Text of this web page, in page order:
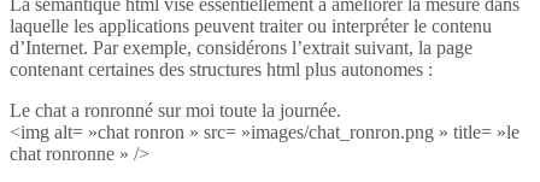
laquelle les applications peuvent traiter ou interpréter le contenu
d’Internet. Par exemple, considérons l’extrait suivant, la page
contenant certaines des structures html plus autonomes :
Le chat a ronronné sur moi toute la journée.
<img alt= »chat ronron » src= »images/chat_ronron.png » title= »le
chat ronronne » />